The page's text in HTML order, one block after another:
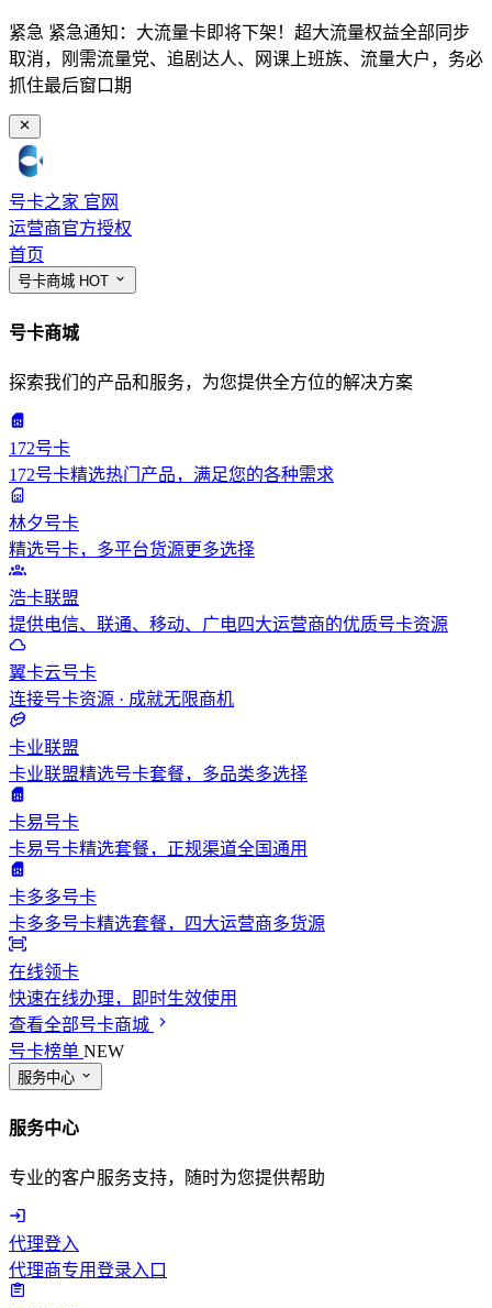
紧急 紧急通知：大流量卡即将下架！超大流量权益全部同步
取消，刚需流量党、追剧达人、网课上班族、流量大户，务必
抓住最后窗口期
号卡之家 官网
运营商官方授权
首页
号卡商城 HOT
号卡商城
探索我们的产品和服务，为您提供全方位的解决方案
172号卡
172号卡精选热门产品，满足您的各种需求
林夕号卡
精选号卡，多平台货源更多选择
浩卡联盟
提供电信、联通、移动、广电四大运营商的优质号卡资源
翼卡云号卡
连接号卡资源 · 成就无限商机
卡业联盟
卡业联盟精选号卡套餐，多品类多选择
卡易号卡
卡易号卡精选套餐，正规渠道全国通用
卡多多号卡
卡多多号卡精选套餐，四大运营商多货源
在线领卡
快速在线办理，即时生效使用
查看全部号卡商城
号卡榜单 NEW
服务中心
服务中心
专业的客户服务支持，随时为您提供帮助
代理登入
代理商专用登录入口